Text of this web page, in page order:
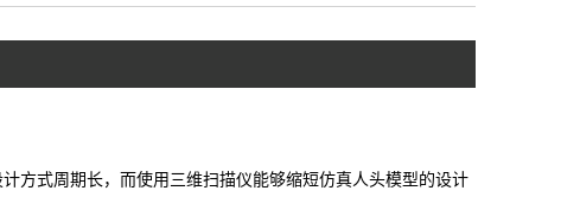
方式周期长，而使用三维扫描仪能够缩短仿真人头模型的设计